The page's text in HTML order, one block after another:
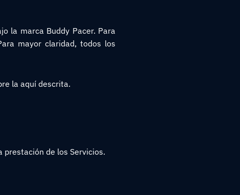
la marca Buddy Pacer. Para
mayor claridad, todos los
la aquí descrita.
de los Servicios.